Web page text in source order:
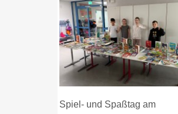
Spiel- und Spaßtag am